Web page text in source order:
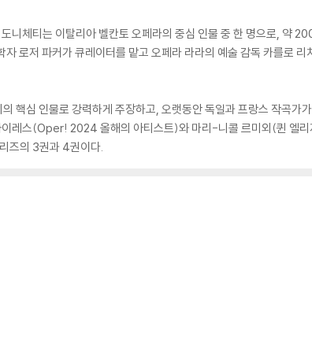
니체티는 이탈리아 벨칸토 오페라의 중심 인물 중 한 명으로, 약
로저 파커가 큐레이터를 맡고 오페라 라라의 예술 감독 카를로
핵심 인물로 강력하게 주장하고, 오랫동안 독일과 프랑스 작곡가
레스(Oper! 2024 올해의 아티스트)와 마리-니콜 르미외(퀸 엘
즈의 3권과 4권이다.